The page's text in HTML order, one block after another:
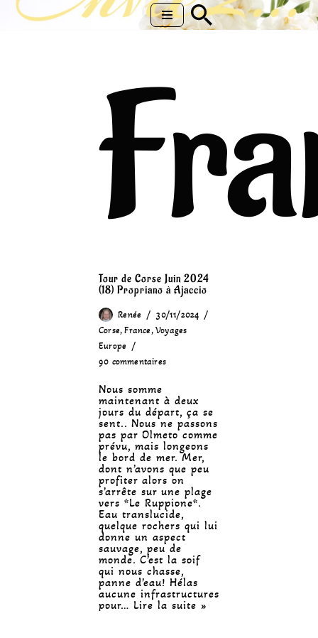
Tour de Corse Juin 2024
(18) Propriano à Ajaccio
Renée
30/11/2024
Corse,France,Voyages
Europe
90 commentaires
Nous somme
maintenant à deux
jours du départ, ça se
sent.. Nous ne passons
pas par Olmeto comme
prévu, mais longeons
le bord de mer. Mer,
dont n’avons que peu
profiter alors on
s’arrête sur une plage
vers *Le Ruppione*.
Eau translucide,
quelque rochers qui lui
donne un aspect
sauvage, peu de
monde. C’est la soif
qui nous chasse,
panne d’eau! Hélas
aucune infrastructures
pour… Lire la suite »